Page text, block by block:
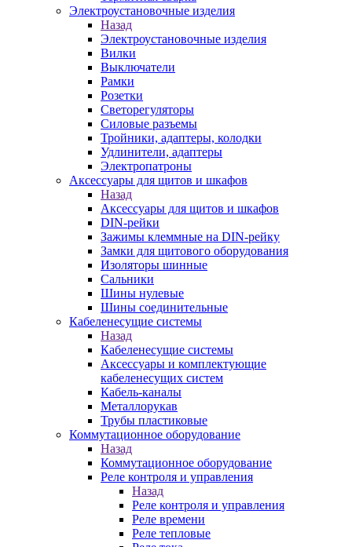
Электроустановочные изделия
Назад
Электроустановочные изделия
Вилки
Выключатели
Рамки
Розетки
Светорегуляторы
Силовые разъемы
Тройники, адаптеры, колодки
Удлинители, адаптеры
Электропатроны
Аксессуары для щитов и шкафов
Назад
Аксессуары для щитов и шкафов
DIN-рейки
Зажимы клеммные на DIN-рейку
Замки для щитового оборудования
Изоляторы шинные
Сальники
Шины нулевые
Шины соединительные
Кабеленесущие системы
Назад
Кабеленесущие системы
Аксессуары и комплектующие
кабеленесущих систем
Кабель-каналы
Металлорукав
Трубы пластиковые
Коммутационное оборудование
Назад
Коммутационное оборудование
Реле контроля и управления
Назад
Реле контроля и управления
Реле времени
Реле тепловые